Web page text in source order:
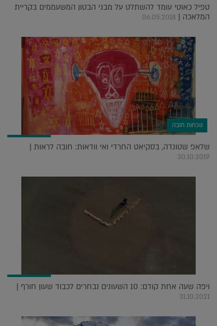
טפיל כאוטי עומד להשתלט על מבני הבטון המשעממים בקריית
המלאכה | 06.05.2018
נוכחות חובה
שלאפ שטונדה, בסקיאט החרדי ואי וודאות: חובה לראות |
30.10.2019
ויפה שעה אחת קודם: 10 השעונים נבחרים לכבוד שעון חורף |
31.10.2021